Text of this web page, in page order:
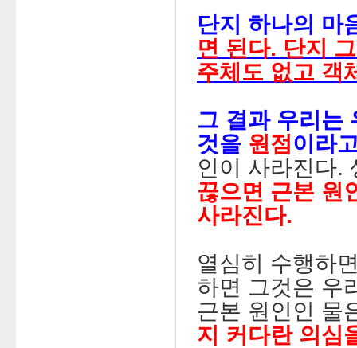
단지 하나의 마
면 된다. 단지
주체도 없고 객
그 결과 우리는
것을 원점이라
인이 사라진다.
끊으면 근본 원
사라진다.
열심히 수행하
하면 그것은 우
근본 원인인 물
지 커다란 의심